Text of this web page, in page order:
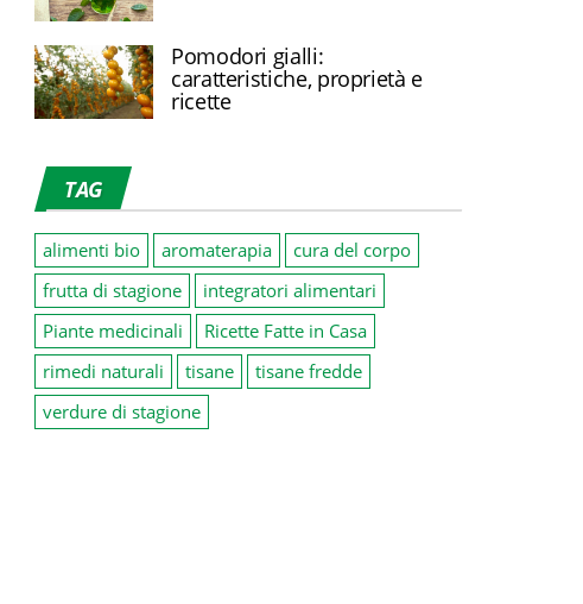
Pomodori gialli:
caratteristiche, proprietà e
ricette
TAG
alimenti bio aromaterapia
cura del corpo
frutta di stagione
integratori alimentari
Piante medicinali
Ricette Fatte in Casa
rimedi naturali
tisane
tisane fredde
verdure di stagione